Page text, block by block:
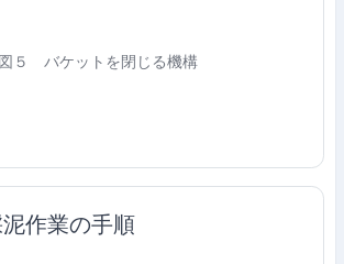
図５ バケットを閉じる機構
作業の手順